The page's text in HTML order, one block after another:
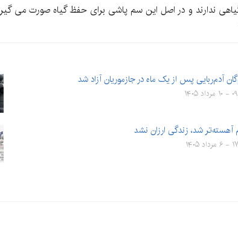
ندارند و در اصل این سم پاشی برای حفظ گیاه صورت می
آدم‌ربایی پس از یک ماه در جازموریان آزاد شد
آهسته‌تر شد، زندگی ارزان نشد